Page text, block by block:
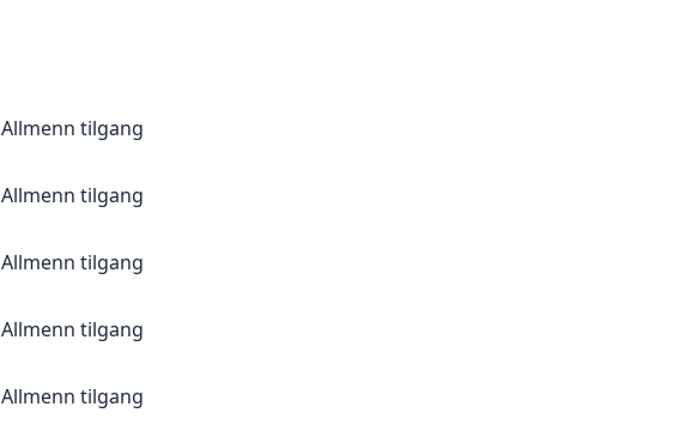
Allmenn tilgang
Allmenn tilgang
Allmenn tilgang
Allmenn tilgang
Allmenn tilgang